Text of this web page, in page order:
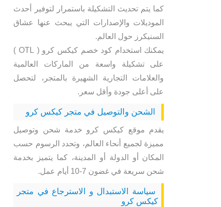
كما يتم تحديث التشكيلة باستمرار لتوفير أحدث
الموديلات والإصدارات التي يبحث عنها عشاق
السنيكرز حول العالم.
يمكنك استخدام كود خصم كيكس كرو ( OTL )
على تشكيلة واسعة من الماركات العالمية
والعلامات التجارية الشهيرة بالمتجر، لتحصل
على أعلى جودة وأقل سعر.
الشحن والتوصيل في متجر كيكس كرو
يقدم موقع كيكس كرو خدمة شحن وتوصيل
مميزة لجميع أنحاء العالم، وتحدد الرسوم حسب
المكان أو الدولة أو المدينة، كما يتميز بخدمة
شحن سريعة في غضون 7-10 أيام عمل.
سياسة الاستبدال و الاسترجاع في متجر
كيكس كرو